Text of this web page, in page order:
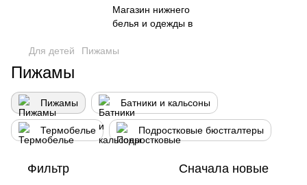
Для детей Пижамы
Пижамы
Пижамы Батники и кальсоны
Термобелье Подростковые бюстгалтеры
Фильтр Сначала новые